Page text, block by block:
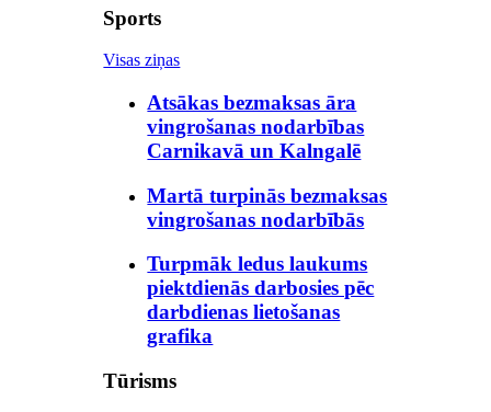
Sports
Visas ziņas
Atsākas bezmaksas āra
vingrošanas nodarbības
Carnikavā un Kalngalē
Martā turpinās bezmaksas
vingrošanas nodarbībās
Turpmāk ledus laukums
piektdienās darbosies pēc
darbdienas lietošanas
grafika
Tūrisms